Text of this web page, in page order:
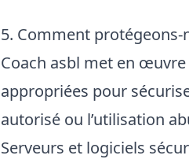
5. Comment protégeons-
Coach asbl met en
appropriées pour
autorisé ou l’utilisation
Serveurs et logiciels